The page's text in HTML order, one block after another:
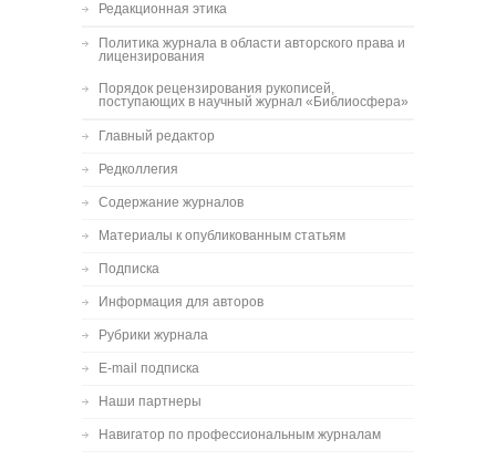
Редакционная этика
Политика журнала в области авторского права и
лицензирования
Порядок рецензирования рукописей,
поступающих в научный журнал «Библиосфера»
Главный редактор
Редколлегия
Содержание журналов
Материалы к опубликованным статьям
Подписка
Информация для авторов
Рубрики журнала
E-mail подписка
Наши партнеры
Навигатор по профессиональным журналам